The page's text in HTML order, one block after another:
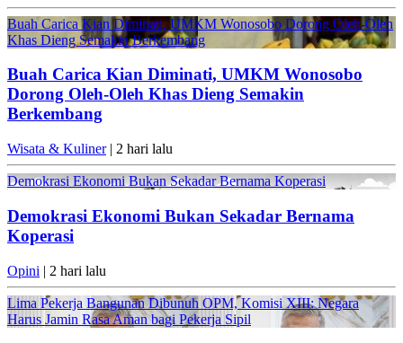
Buah Carica Kian Diminati, UMKM Wonosobo Dorong Oleh-Oleh
Khas Dieng Semakin Berkembang
Buah Carica Kian Diminati, UMKM Wonosobo
Dorong Oleh-Oleh Khas Dieng Semakin
Berkembang
Wisata & Kuliner| 2 hari lalu
Demokrasi Ekonomi Bukan Sekadar Bernama Koperasi
Demokrasi Ekonomi Bukan Sekadar Bernama
Koperasi
Opini | 2 hari lalu
Lima Pekerja Bangunan Dibunuh OPM, Komisi XIII: Negara
Harus Jamin Rasa Aman bagi Pekerja Sipil